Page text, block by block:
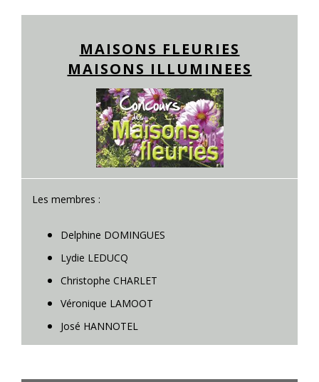
MAISONS FLEURIES
MAISONS ILLUMINEES
Les membres :
Delphine DOMINGUES
Lydie LEDUCQ
Christophe CHARLET
Véronique LAMOOT
José HANNOTEL